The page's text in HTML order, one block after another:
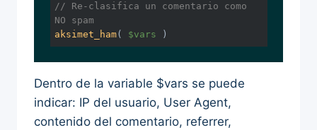
// Re-clasifica un comentario como
NO spam
aksimet_ham( $vars )
Dentro de la variable $vars se puede
indicar: IP del usuario, User Agent,
contenido del comentario, referrer,